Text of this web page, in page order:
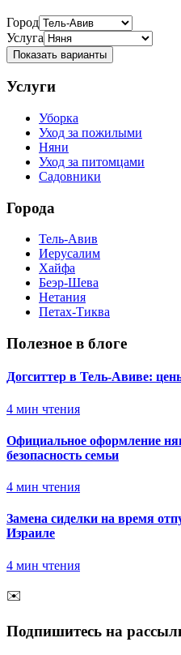
Город
Услуга
Показать варианты
Услуги
Уборка
Уход за пожилыми
Няни
Уход за питомцами
Садовники
Города
Тель-Авив
Иерусалим
Хайфа
Беэр-Шева
Нетания
Петах-Тиква
Полезное в блоге
Догситтер в Тель-Авиве:
4 мин чтения
Официальное оформление
безопасность семьи
4 мин чтения
Замена сиделки на время
Израиле
4 мин чтения
✉️
Подпишитесь на